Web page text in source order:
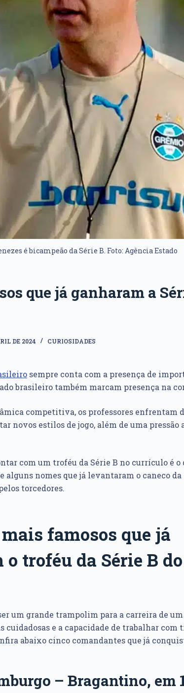
é bicampeão da Série B. Foto: Agência Estado
que já ganharam a
DE 2024 CURIOSIDADES
sempre conta com a presença de
brasileiro também marcam presença na
competitiva, os professores enfrentam
novos estilos de jogo, além de uma pressão
com um troféu da Série B no currículo é o
alguns nomes que já levantaram o caneco
torcedores.
famosos que já
troféu da Série B do
um grande trampolim para a carreira de
cuidadosas e a capacidade de trabalhar com
abaixo cinco comandantes que já
– Bragantino, em